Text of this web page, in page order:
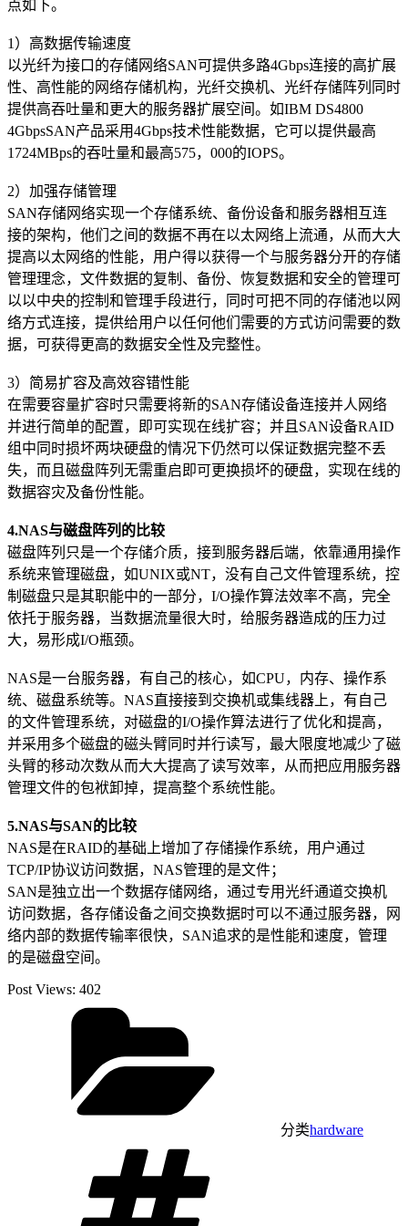
点如下。
1）高数据传输速度
以光纤为接口的存储网络SAN可提供多路4Gbps连接的高扩展
性、高性能的网络存储机构，光纤交换机、光纤存储阵列同时
提供高吞吐量和更大的服务器扩展空间。如IBM DS4800
4GbpsSAN产品采用4Gbps技术性能数据，它可以提供最高
1724MBps的吞吐量和最高575，000的IOPS。
2）加强存储管理
SAN存储网络实现一个存储系统、备份设备和服务器相互连
接的架构，他们之间的数据不再在以太网络上流通，从而大大
提高以太网络的性能，用户得以获得一个与服务器分开的存储
管理理念，文件数据的复制、备份、恢复数据和安全的管理可
以以中央的控制和管理手段进行，同时可把不同的存储池以网
络方式连接，提供给用户以任何他们需要的方式访问需要的数
据，可获得更高的数据安全性及完整性。
3）简易扩容及高效容错性能
在需要容量扩容时只需要将新的SAN存储设备连接并人网络
并进行简单的配置，即可实现在线扩容；并且SAN设备RAID
组中同时损坏两块硬盘的情况下仍然可以保证数据完整不丢
失，而且磁盘阵列无需重启即可更换损坏的硬盘，实现在线的
数据容灾及备份性能。
4.NAS与磁盘阵列的比较
磁盘阵列只是一个存储介质，接到服务器后端，依靠通用操作
系统来管理磁盘，如UNIX或NT，没有自己文件管理系统，控
制磁盘只是其职能中的一部分，I/O操作算法效率不高，完全
依托于服务器，当数据流量很大时，给服务器造成的压力过
大，易形成I/O瓶颈。
NAS是一台服务器，有自己的核心，如CPU，内存、操作系
统、磁盘系统等。NAS直接接到交换机或集线器上，有自己
的文件管理系统，对磁盘的I/O操作算法进行了优化和提高，
并采用多个磁盘的磁头臂同时并行读写，最大限度地减少了磁
头臂的移动次数从而大大提高了读写效率，从而把应用服务器
管理文件的包袱卸掉，提高整个系统性能。
5.NAS与SAN的比较
NAS是在RAID的基础上增加了存储操作系统，用户通过
TCP/IP协议访问数据，NAS管理的是文件；
SAN是独立出一个数据存储网络，通过专用光纤通道交换机
访问数据，各存储设备之间交换数据时可以不通过服务器，网
络内部的数据传输率很快，SAN追求的是性能和速度，管理
的是磁盘空间。
Post Views: 402
分类hardware